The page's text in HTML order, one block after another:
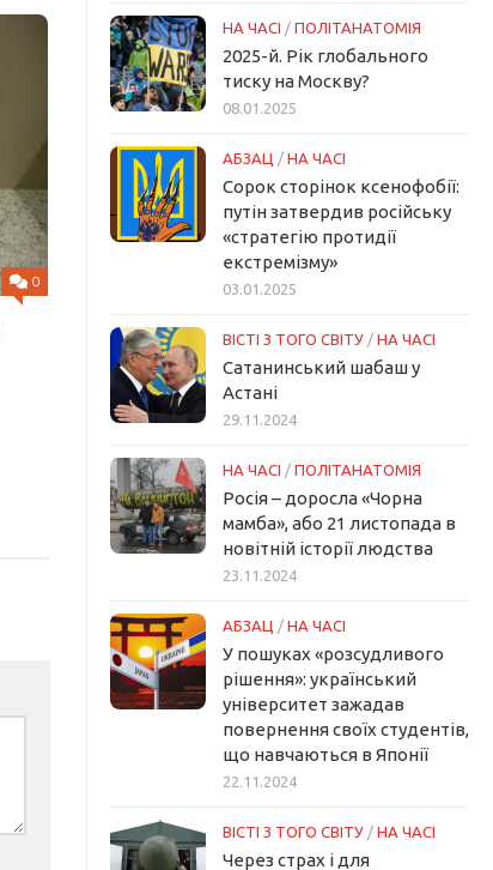
0
НА ЧАСІ / ПОЛІТАНАТОМІЯ
2025-й. Рік глобального
тиску на Москву?
08.01.2025
АБЗАЦ / НА ЧАСІ
Сорок сторінок ксенофобії:
путін затвердив російську
«стратегію протидії
екстремізму»
03.01.2025
ВІСТІ З ТОГО СВІТУ / НА ЧАСІ
Сатанинський шабаш у
Астані
29.11.2024
НА ЧАСІ / ПОЛІТАНАТОМІЯ
Росія – доросла «Чорна
мамба», або 21 листопада в
новітній історії людства
23.11.2024
АБЗАЦ / НА ЧАСІ
У пошуках «розсудливого
рішення»: український
університет зажадав
повернення своїх студентів,
що навчаються в Японії
22.11.2024
ВІСТІ З ТОГО СВІТУ / НА ЧАСІ
Через страх і для